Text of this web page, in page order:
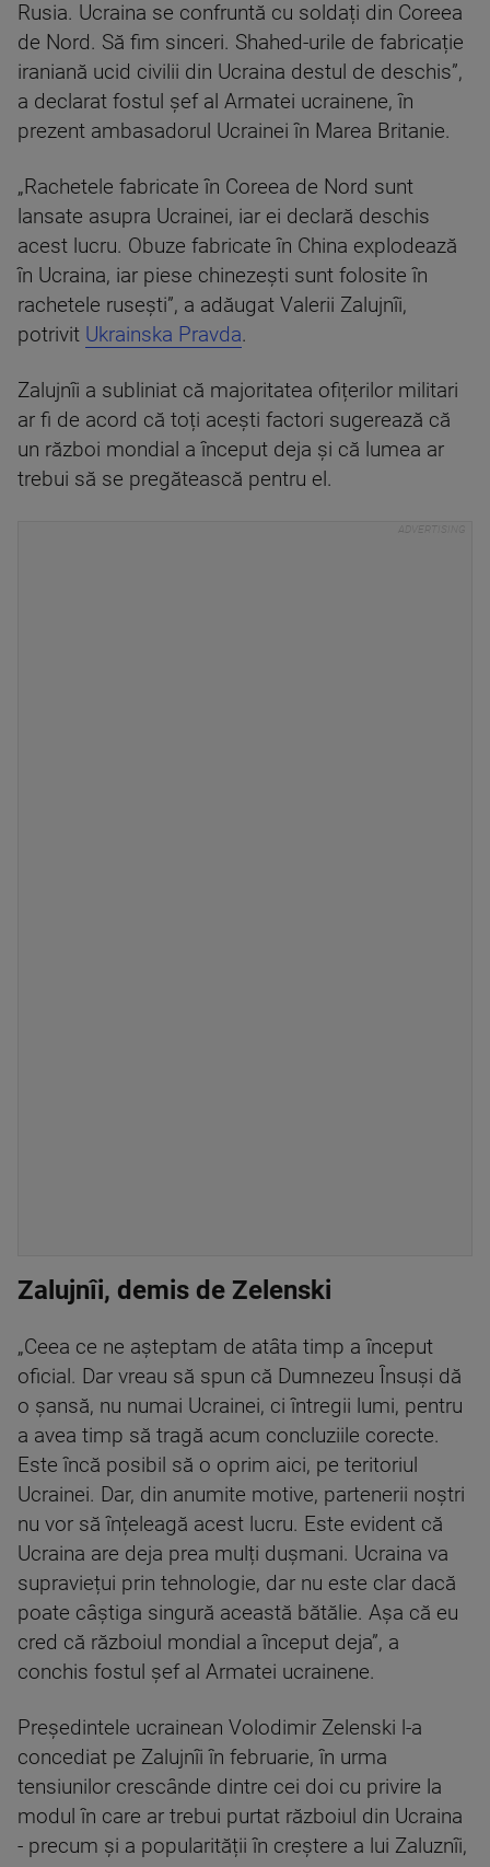
Rusia. Ucraina se confruntă cu soldați din Coreea
de Nord. Să fim sinceri. Shahed-urile de fabricație
iraniană ucid civilii din Ucraina destul de deschis”,
a declarat fostul șef al Armatei ucrainene, în
prezent ambasadorul Ucrainei în Marea Britanie.
„Rachetele fabricate în Coreea de Nord sunt
lansate asupra Ucrainei, iar ei declară deschis
acest lucru. Obuze fabricate în China explodează
în Ucraina, iar piese chinezești sunt folosite în
rachetele rusești”, a adăugat Valerii Zalujnîi,
potrivit Ukrainska Pravda.
Zalujnîi a subliniat că majoritatea ofițerilor militari
ar fi de acord că toți acești factori sugerează că
un război mondial a început deja și că lumea ar
trebui să se pregătească pentru el.
Zalujnîi, demis de Zelenski
„Ceea ce ne așteptam de atâta timp a început
oficial. Dar vreau să spun că Dumnezeu Însuși dă
o șansă, nu numai Ucrainei, ci întregii lumi, pentru
a avea timp să tragă acum concluziile corecte.
Este încă posibil să o oprim aici, pe teritoriul
Ucrainei. Dar, din anumite motive, partenerii noștri
nu vor să înțeleagă acest lucru. Este evident că
Ucraina are deja prea mulți dușmani. Ucraina va
supraviețui prin tehnologie, dar nu este clar dacă
poate câștiga singură această bătălie. Așa că eu
cred că războiul mondial a început deja”, a
conchis fostul șef al Armatei ucrainene.
Președintele ucrainean Volodimir Zelenski l-a
concediat pe Zalujnîi în februarie, în urma
tensiunilor crescânde dintre cei doi cu privire la
modul în care ar trebui purtat războiul din Ucraina
- precum și a popularității în creștere a lui Zaluznîi,